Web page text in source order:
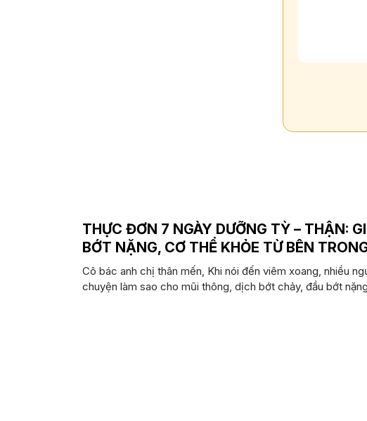
THỰC ĐƠN 7 NGÀY DƯỠNG TỲ – THẬN:
BỚT NẶNG, CƠ THỂ KHỎE TỪ BÊN
Cô bác anh chị thân mến, Khi nói đến viêm xoang, nhiều
chuyện làm sao cho mũi thông, dịch bớt chảy, đầu bớt